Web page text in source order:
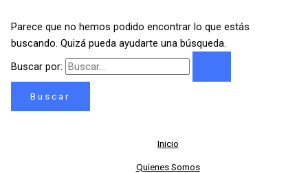
Parece que no hemos podido encontrar lo que estás
buscando. Quizá pueda ayudarte una búsqueda.
Buscar por:
Inicio
Quienes Somos